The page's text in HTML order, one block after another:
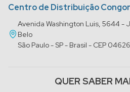
Centro de Distribuição
Avenida Washington Luis, 5644 -
Belo
São Paulo - SP - Brasil - CEP
QUER SABER